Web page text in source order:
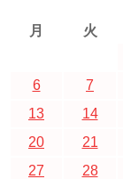
月
火
6
7
13
14
20
21
27
28